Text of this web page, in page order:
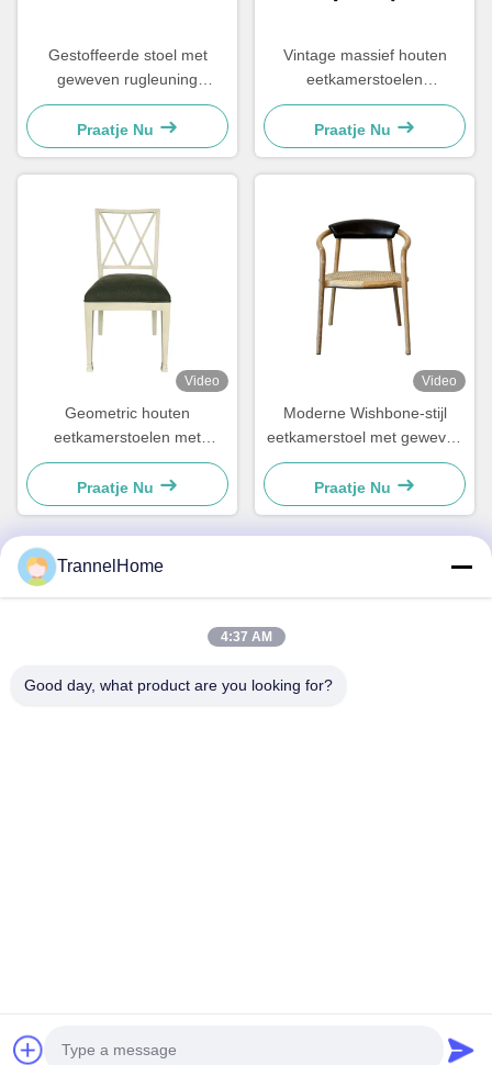
Gestoffeerde stoel met
geweven rugleuning
eetkamerstoel gemakkelijk
schoon te maken
comfortabel voor de
eetkamer
Praatje Nu
Vintage massief houten
eetkamerstoelen
48×57×105.5cm Zacht Met
Uitgesneden Ladderrug
Praatje Nu
Video
Geometric houten
eetkamerstoelen met
rugleuning en kussens,
stijlvol en vochtbestendig
Praatje Nu
Video
Moderne Wishbone-stijl
eetkamerstoel met geweven
zitting en leren rugleuning
Praatje Nu
Kamer 209, Gebouw 6, Xingxingweg 8, Xingqiao Straat,
Copyright © 2025-2026 Hangzhou Trannelhome Co.,Ltd. . Alle
rechten voorbehoudena.
TrannelHome
4:37 AM
Good day, what product are you looking for?